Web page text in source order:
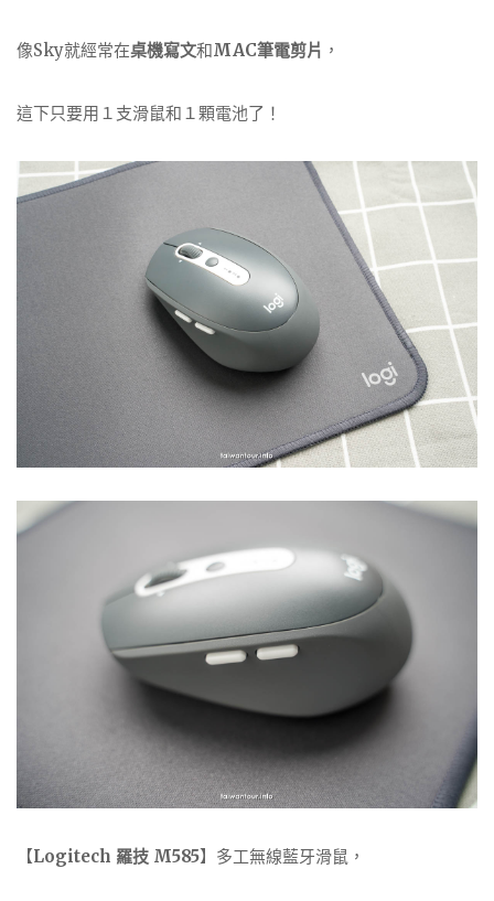
像Sky就經常在桌機寫文和MAC筆電剪片 ，
這下只要用１支滑鼠和１顆電池了！
【Logitech 羅技 M585】多工無線藍牙滑鼠，